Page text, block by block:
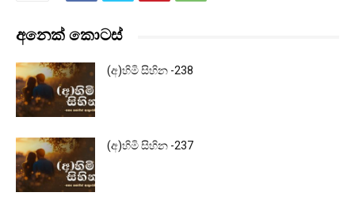
අනෙක් කොටස්
(අ)හිමි සිහින -238
(අ)හිමි සිහින -237